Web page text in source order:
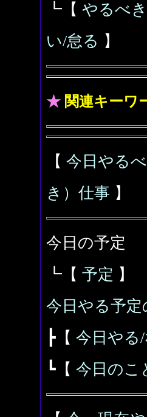
┗【 やるべ
い/怠る 】
★ 関連キーワ
【 今日やる
き）仕事 】
今日の予定
┗【 予定 】
今日やる予定
┣【 今日やる
┗【 今日のこ